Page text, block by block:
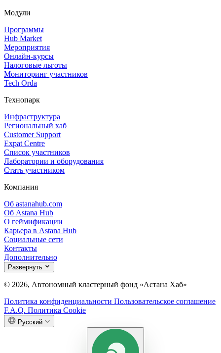
Модули
Программы
Hub Market
Мероприятия
Онлайн‑курсы
Налоговые льготы
Мониторинг участников
Tech Orda
Технопарк
Инфраструктура
Региональный хаб
Customer Support
Expat Centre
Список участников
Лаборатории и оборудования
Стать участником
Компания
Об astanahub.com
Об Astana Hub
О геймификации
Карьера в Astana Hub
Социальные сети
Контакты
Дополнительно
Развернуть
© 2026, Автономный кластерный фонд «Астана Хаб»
Политика конфиденциальности Пользовательское соглашение
F.A.Q. Политика Cookie
Русский